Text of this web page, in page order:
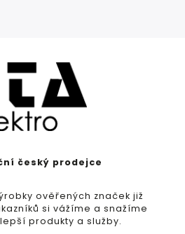
český prodejce
ověřených značek již
si vážíme a snažíme
produkty a služby.